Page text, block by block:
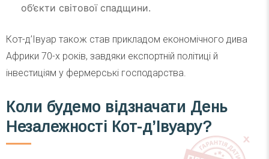
об’єкти світової спадщини.
Кот-д’Івуар також став прикладом економічного дива
Африки 70-х років, завдяки експортній політиці й
інвестиціям у фермерські господарства.
Коли будемо відзначати День
Незалежності Кот-д’Івуару?